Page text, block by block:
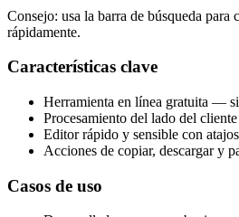
Consejo: usa la barra de búsqueda para
rápidamente.
Características clave
Herramienta en línea gratuita —
Procesamiento del lado del
Editor rápido y sensible con
Acciones de copiar, descargar y
Casos de uso